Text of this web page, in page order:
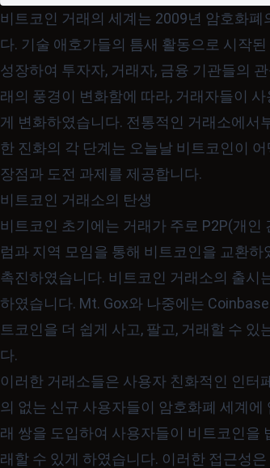
비트코인 거래의 세계는 2009년 암호화
다. 기술 애호가들의 틈새 활동으로 시작
성장하여 투자자, 거래자, 금융 기관들의
래의 풍경이 변화함에 따라, 거래자들이
게 변화하였습니다. 전통적인 거래소에서
한 진화의 각 단계는 오늘날 비트코인이
장점과 도전 과제를 제공합니다.
비트코인 거래소의 탄생
비트코인 초기에는 거래가 주로 P2P(개
럼과 지역 모임을 통해 비트코인을 교환
촉진하였습니다. 비트코인 거래소의 출시
하였습니다. Mt. Gox와 나중에는
트코인을 더 쉽게 사고, 팔고, 거래할 수
다.
이러한 거래소들은 사용자 친화적인 인터
의 없는 신규 사용자들이 암호화폐 세계
래 쌍을 도입하여 사용자들이 비트코인을
래할 수 있게 하였습니다. 이러한 접근성